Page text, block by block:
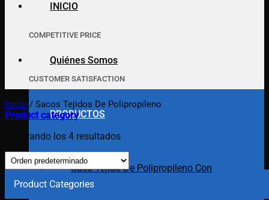
INICIO
Quiénes Somos
PRODUCTOS
Saco Tejido De Polipropileno Con
COMPETITIVE PRICE
CUSTOMER SATISFACTION
Inicio / Sacos Tejidos De Polipropileno
Product category
Mostrando los 4 resultados
Product Categories